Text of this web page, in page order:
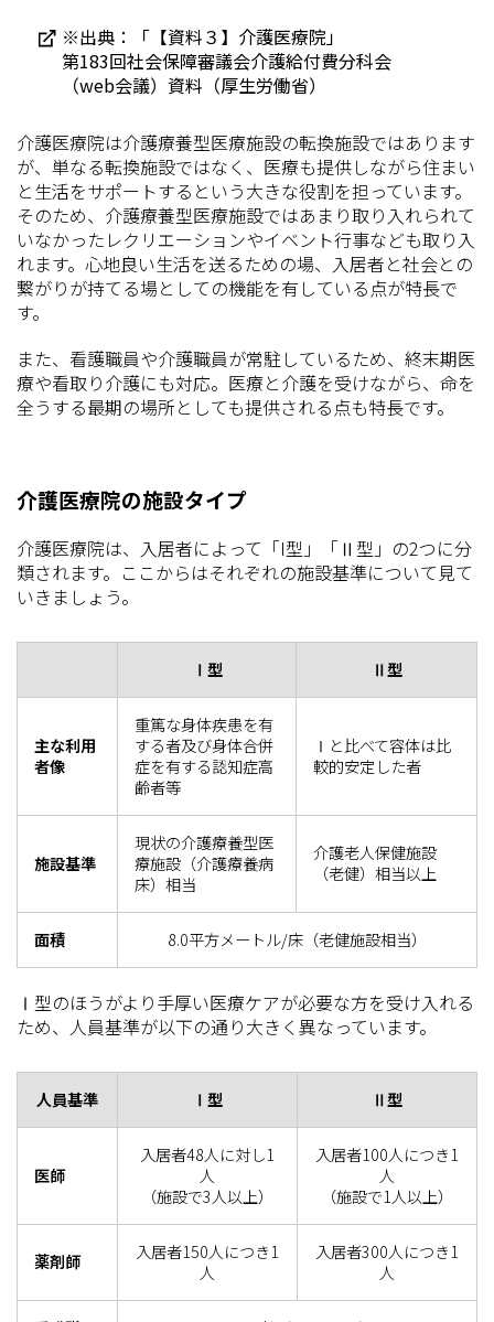
※出典：「【資料３】介護医療院」
第183回社会保障審議会介護給付費分科会
（web会議）資料（厚生労働省）
介護医療院は介護療養型医療施設の転換施設ではあります
が、単なる転換施設ではなく、医療も提供しながら住まい
と生活をサポートするという大きな役割を担っています。
そのため、介護療養型医療施設ではあまり取り入れられて
いなかったレクリエーションやイベント行事なども取り入
れます。心地良い生活を送るための場、入居者と社会との
繋がりが持てる場としての機能を有している点が特長で
す。
また、看護職員や介護職員が常駐しているため、終末期医
療や看取り介護にも対応。医療と介護を受けながら、命を
全うする最期の場所としても提供される点も特長です。
介護医療院の施設タイプ
介護医療院は、入居者によって「I型」「Ⅱ型」の2つに分
類されます。ここからはそれぞれの施設基準について見て
いきましょう。
Ⅰ型 Ⅱ型
主な利用
者像
重篤な身体疾患を有
する者及び身体合併
症を有する認知症高
齢者等
Ⅰと比べて容体は比
較的安定した者
施設基準
現状の介護療養型医
療施設（介護療養病
床）相当
介護老人保健施設
（老健）相当以上
面積 8.0平方メートル/床（老健施設相当）
Ⅰ型のほうがより手厚い医療ケアが必要な方を受け入れる
ため、人員基準が以下の通り大きく異なっています。
人員基準 Ⅰ型 Ⅱ型
医師
入居者48人に対し1
人
（施設で3人以上）
入居者100人につき1
人
（施設で1人以上）
薬剤師
入居者150人につき1
人
入居者300人につき1
人